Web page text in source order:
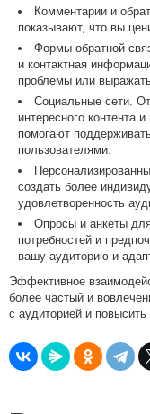
Комментарии и
показывают, что вы
Формы обратной
и контактная
проблемы или
Социальные сети.
интересного контента
помогают
пользователями.
создать более
удовлетворенность
Опросы и анкеты
потребностей и
вашу аудиторию и
Эффективное
более частый и
с аудиторией и